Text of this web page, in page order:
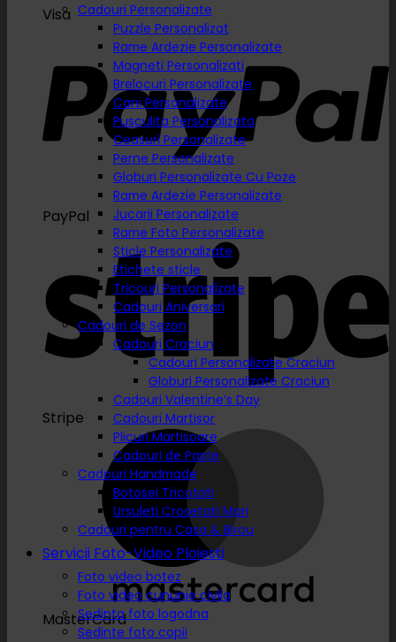
Visa
PayPal
Stripe
MasterCard
Cadouri Personalizate
Puzzle Personalizat
Rame Ardezie Personalizate
Magneti Personalizati
Brelocuri Personalizate
Cani Personalizate
Pusculita Personalizata
Ceasuri Personalizate
Perne Personalizate
Globuri Personalizate Cu Poze
Rame Ardezie Personalizate
Jucarii Personalizate
Rame Foto Personalizate
Sticle Personalizate
Etichete sticle
Tricouri Personalizate
Cadouri Aniversari
Cadouri de Sezon
Cadouri Craciun
Cadouri Personalizate Craciun
Globuri Personalizate Craciun
Cadouri Valentine’s Day
Cadouri Martisor
Plicuri Martisoare
Cadouri de Paste
Cadouri Handmade
Botosei Tricotati
Ursuleti Crosetati Mari
Cadouri pentru Casa & Birou
Servicii Foto-Video Ploiesti
Foto video botez
Foto video cununie civila
Sedinta foto logodna
Sedinte foto copii